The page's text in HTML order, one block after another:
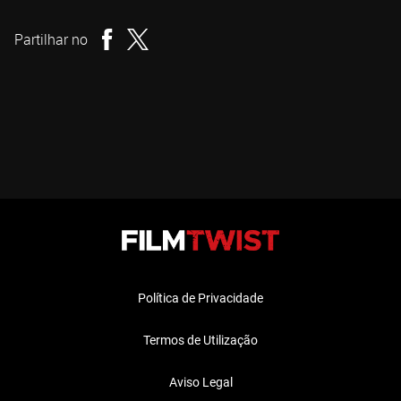
Partilhar no
Política de Privacidade
Termos de Utilização
Aviso Legal